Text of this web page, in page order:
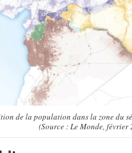
de la population dans la zone du
(Source : Le Monde, février